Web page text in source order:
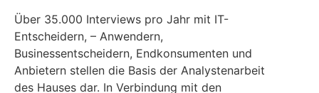
Über 35.000 Interviews pro Jahr mit IT-
Entscheidern, – Anwendern,
Businessentscheidern, Endkonsumenten und
Anbietern stellen die Basis der Analystenarbeit
des Hauses dar. In Verbindung mit den